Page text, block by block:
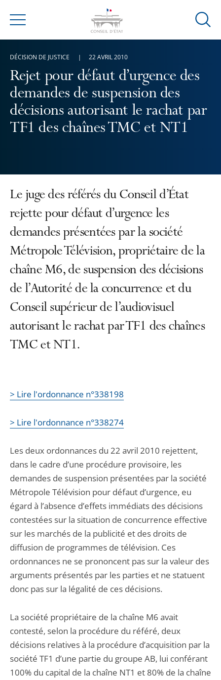
Menu
Ouvrir
Rejet pour défaut d’urgence des
demandes de suspension des
décisions autorisant le rachat par
TF1 des chaînes TMC et NT1
DÉCISION DE JUSTICE 22 AVRIL 2010
Le juge des référés du Conseil d’État
rejette pour défaut d’urgence les
demandes présentées par la société
Métropole Télévision, propriétaire de la
chaîne M6, de suspension des décisions
de l’Autorité de la concurrence et du
Conseil supérieur de l’audiovisuel
autorisant le rachat par TF1 des chaînes
TMC et NT1.
> Lire l'ordonnance n°338198
> Lire l'ordonnance n°338274
Les deux ordonnances du 22 avril 2010 rejettent,
dans le cadre d’une procédure provisoire, les
demandes de suspension présentées par la société
Métropole Télévision pour défaut d’urgence, eu
égard à l’absence d’effets immédiats des décisions
contestées sur la situation de concurrence effective
sur les marchés de la publicité et des droits de
diffusion de programmes de télévision. Ces
ordonnances ne se prononcent pas sur la valeur des
arguments présentés par les parties et ne statuent
donc pas sur la légalité de ces décisions.
La société propriétaire de la chaîne M6 avait
contesté, selon la procédure du référé, deux
décisions relatives à la procédure d’acquisition par la
société TF1 d’une partie du groupe AB, lui conférant
100% du capital de la chaîne NT1 et 80% de la chaîne